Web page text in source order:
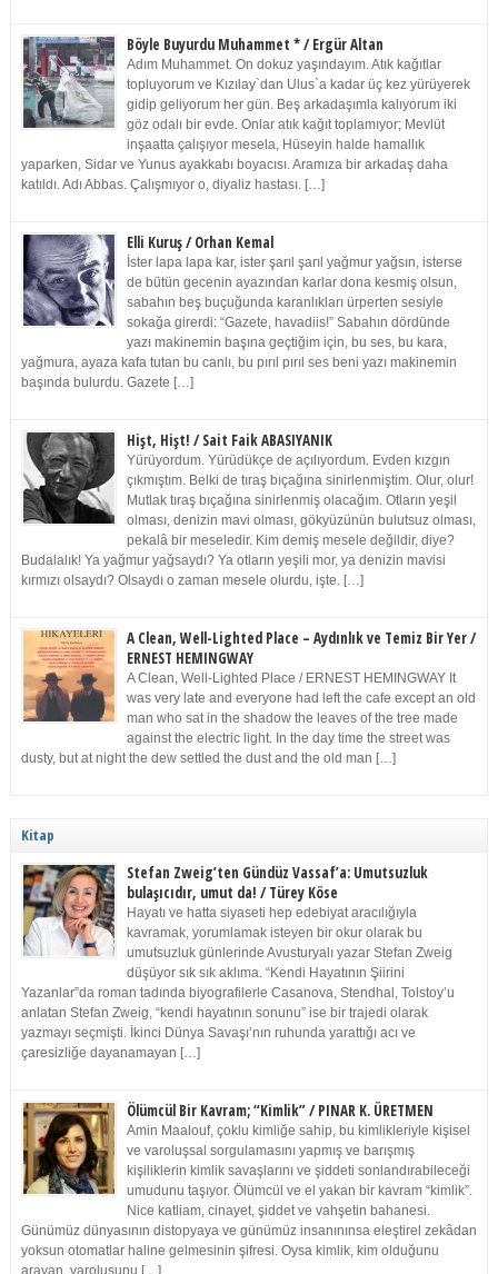
Böyle Buyurdu Muhammet * / Ergür Altan
Adım Muhammet. On dokuz yaşındayım. Atık kağıtlar
topluyorum ve Kızılay`dan Ulus`a kadar üç kez yürüyerek
gidip geliyorum her gün. Beş arkadaşımla kalıyorum iki
göz odalı bir evde. Onlar atık kağıt toplamıyor; Mevlüt
inşaatta çalışıyor mesela, Hüseyin halde hamallık
yaparken, Sidar ve Yunus ayakkabı boyacısı. Aramıza bir arkadaş daha
katıldı. Adı Abbas. Çalışmıyor o, diyaliz hastası. […]
Elli Kuruş / Orhan Kemal
İster lapa lapa kar, ister şarıl şarıl yağmur yağsın, isterse
de bütün gecenin ayazından karlar dona kesmiş olsun,
sabahın beş buçuğunda karanlıkları ürperten sesiyle
sokağa girerdi: “Gazete, havadiis!” Sabahın dördünde
yazı makinemin başına geçtiğim için, bu ses, bu kara,
yağmura, ayaza kafa tutan bu canlı, bu pırıl pırıl ses beni yazı makinemin
başında bulurdu. Gazete […]
Hişt, Hişt! / Sait Faik ABASIYANIK
Yürüyordum. Yürüdükçe de açılıyordum. Evden kızgın
çıkmıştım. Belki de tıraş bıçağına sinirlenmiştim. Olur, olur!
Mutlak tıraş bıçağına sinirlenmiş olacağım. Otların yeşil
olması, denizin mavi olması, gökyüzünün bulutsuz olması,
pekalâ bir meseledir. Kim demiş mesele değildir, diye?
Budalalık! Ya yağmur yağsaydı? Ya otların yeşili mor, ya denizin mavisi
kırmızı olsaydı? Olsaydı o zaman mesele olurdu, işte. […]
A Clean, Well-Lighted Place – Aydınlık ve Temiz Bir Yer /
ERNEST HEMINGWAY
A Clean, Well-Lighted Place / ERNEST HEMINGWAY It
was very late and everyone had left the cafe except an old
man who sat in the shadow the leaves of the tree made
against the electric light. In the day time the street was
dusty, but at night the dew settled the dust and the old man […]
Kitap
Stefan Zweig’ten Gündüz Vassaf’a: Umutsuzluk
bulaşıcıdır, umut da! / Türey Köse
Hayatı ve hatta siyaseti hep edebiyat aracılığıyla
kavramak, yorumlamak isteyen bir okur olarak bu
umutsuzluk günlerinde Avusturyalı yazar Stefan Zweig
düşüyor sık sık aklıma. “Kendi Hayatının Şiirini
Yazanlar”da roman tadında biyografilerle Casanova, Stendhal, Tolstoy’u
anlatan Stefan Zweig, “kendi hayatının sonunu” ise bir trajedi olarak
yazmayı seçmişti. İkinci Dünya Savaşı’nın ruhunda yarattığı acı ve
çaresizliğe dayanamayan […]
Ölümcül Bir Kavram; “Kimlik” / PINAR K. ÜRETMEN
Amin Maalouf, çoklu kimliğe sahip, bu kimlikleriyle kişisel
ve varoluşsal sorgulamasını yapmış ve barışmış
kişiliklerin kimlik savaşlarını ve şiddeti sonlandırabileceği
umudunu taşıyor. Ölümcül ve el yakan bir kavram “kimlik”.
Nice katliam, cinayet, şiddet ve vahşetin bahanesi.
Günümüz dünyasının distopyaya ve günümüz insanınınsa eleştirel zekâdan
yoksun otomatlar haline gelmesinin şifresi. Oysa kimlik, kim olduğunu
arayan, varoluşunu […]